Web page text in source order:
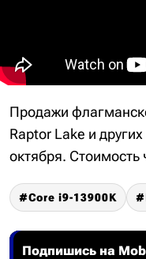
Продажи
Raptor Lake и
октября. Стоимость
Core i9-13900K
Подпишись на